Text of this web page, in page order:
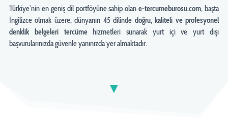
Türkiye’nin en geniş dil portföyüne sahip olane-tercumeburosu.com, başta
İngilizce olmak üzere, dünyanın 45 dilinde doğru, kaliteli ve profesyonel
denklik belgeleri tercüme hizmetleri sunarak yurt içi ve yurt dışı
başvurularınızda güvenle yanınızda yer almaktadır.
▼